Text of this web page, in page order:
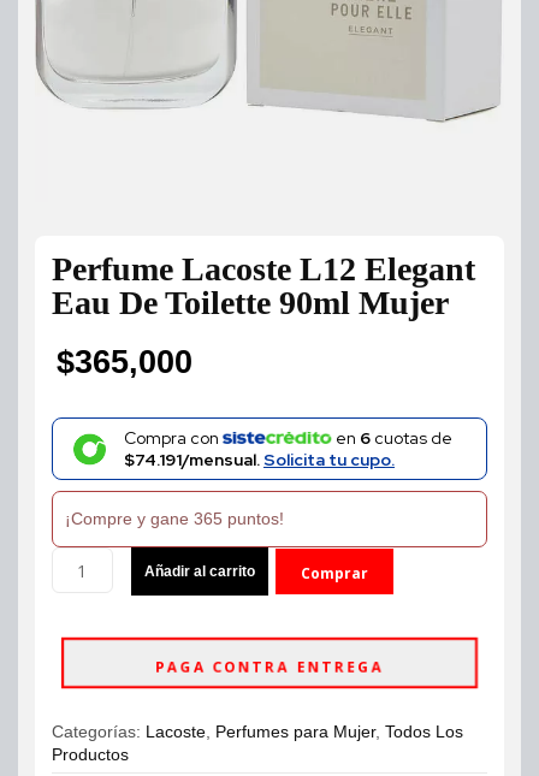
Perfume Lacoste L12 Elegant
Eau De Toilette 90ml Mujer
$365,000
Compra con en 6cuotas de
$74.191/mensual.Solicita tu cupo.
¡Compre y gane 365 puntos!
Lacoste
Toilette
Mujer
cantidad
Añadir al carrito Comprar
PAGA CONTRA ENTREGA
Categorías: Lacoste, Perfumes para Mujer, Todos Los
Productos